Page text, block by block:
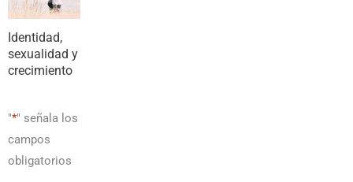
Identidad,
sexualidad y
crecimiento
"*" señala los
campos
obligatorios